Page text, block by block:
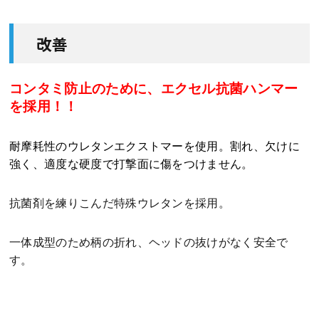
改善
コンタミ防止のために、エクセル抗菌ハンマー
を採用！！
耐摩耗性のウレタンエクストマーを使用。割れ、欠けに
強く、適度な硬度で打撃面に傷をつけません。
抗菌剤を練りこんだ特殊ウレタンを採用。
一体成型のため柄の折れ、ヘッドの抜けがなく安全で
す。